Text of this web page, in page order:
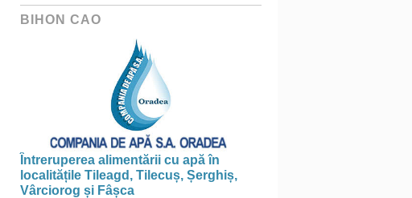
BIHON CAO
Întreruperea alimentării cu apă în
localitățile Tileagd, Tilecuș, Șerghiș,
Vârciorog și Fâșca